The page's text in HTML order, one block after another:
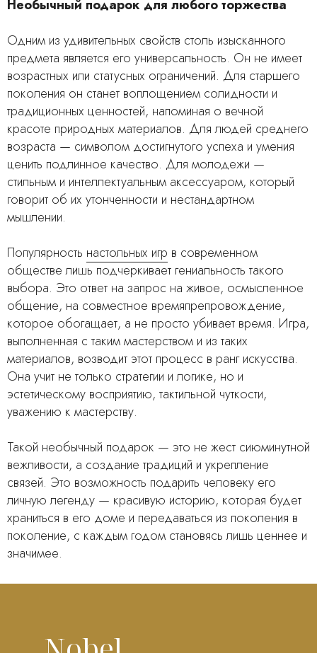
Необычный подарок для любого торжества
Одним из удивительных свойств столь изысканного
предмета является его универсальность. Он не имеет
возрастных или статусных ограничений. Для старшего
поколения он станет воплощением солидности и
традиционных ценностей, напоминая о вечной
красоте природных материалов. Для людей среднего
возраста — символом достигнутого успеха и умения
ценить подлинное качество. Для молодежи —
стильным и интеллектуальным аксессуаром, который
говорит об их утонченности и нестандартном
мышлении.
Популярность настольных игр в современном
обществе лишь подчеркивает гениальность такого
выбора. Это ответ на запрос на живое, осмысленное
общение, на совместное времяпрепровождение,
которое обогащает, а не просто убивает время. Игра,
выполненная с таким мастерством и из таких
материалов, возводит этот процесс в ранг искусства.
Она учит не только стратегии и логике, но и
эстетическому восприятию, тактильной чуткости,
уважению к мастерству.
Такой необычный подарок — это не жест сиюминутной
вежливости, а создание традиций и укрепление
связей. Это возможность подарить человеку его
личную легенду — красивую историю, которая будет
храниться в его доме и передаваться из поколения в
поколение, с каждым годом становясь лишь ценнее и
значимее.